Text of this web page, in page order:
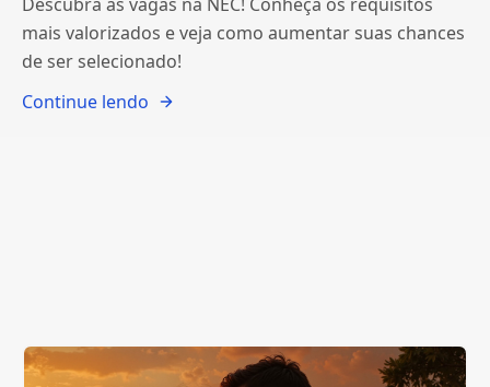
mais valorizados e veja como aumentar suas chances
de ser selecionado!
Continue lendo